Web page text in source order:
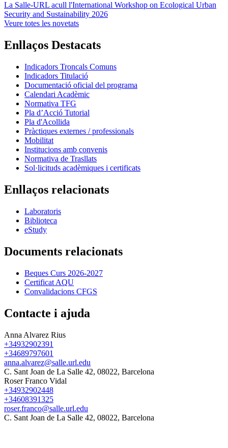
La Salle-URL acull l'International Workshop on Ecological Urban
Security and Sustainability 2026
Veure totes les novetats
Enllaços Destacats
Indicadors Troncals Comuns
Indicadors Titulació
Documentació oficial del programa
Calendari Acadèmic
Normativa TFG
Pla d’Acció Tutorial
Pla d'Acollida
Pràctiques externes / professionals
Mobilitat
Institucions amb convenis
Normativa de Trasllats
Sol·licituds acadèmiques i certificats
Enllaços relacionats
Laboratoris
Biblioteca
eStudy
Documents relacionats
Beques Curs 2026-2027
Certificat AQU
Convalidacions CFGS
Contacte i ajuda
Anna Alvarez Rius
+34932902391
+34689797601
anna.alvarez@salle.url.edu
C. Sant Joan de La Salle 42, 08022, Barcelona
Roser Franco Vidal
+34932902448
+34608391325
roser.franco@salle.url.edu
C. Sant Joan de La Salle 42, 08022, Barcelona